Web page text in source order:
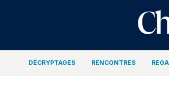
DÉCRYPTAGES RENCONTRES